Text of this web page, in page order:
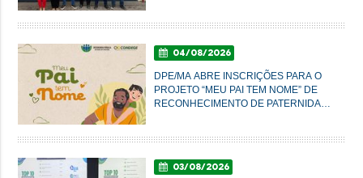
04/08/2026
DPE/MA ABRE INSCRIÇÕES PARA O
PROJETO “MEU PAI TEM NOME” DE
RECONHECIMENTO DE PATERNIDADE
03/08/2026